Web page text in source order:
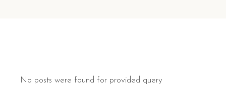
No posts were found for provided query